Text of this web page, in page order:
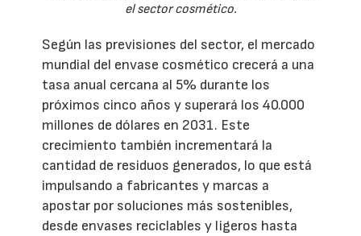
el sector cosmético.
Según las previsiones del sector, el mercado
mundial del envase cosmético crecerá a una
tasa anual cercana al 5% durante los
próximos cinco años y superará los 40.000
millones de dólares en 2031. Este
crecimiento también incrementará la
cantidad de residuos generados, lo que está
impulsando a fabricantes y marcas a
apostar por soluciones más sostenibles,
desde envases reciclables y ligeros hasta